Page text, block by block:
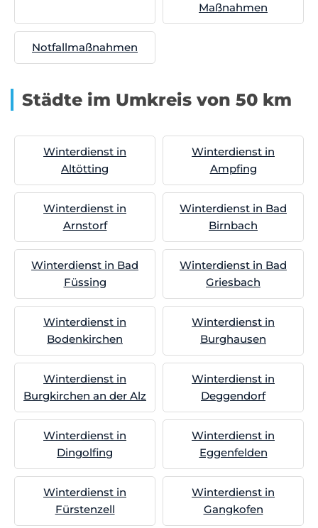
Maßnahmen
Notfallmaßnahmen
Städte im Umkreis von 50 km
Winterdienst in
Altötting
Winterdienst in
Ampfing
Winterdienst in
Arnstorf
Winterdienst in Bad
Birnbach
Winterdienst in Bad
Füssing
Winterdienst in Bad
Griesbach
Winterdienst in
Bodenkirchen
Winterdienst in
Burghausen
Winterdienst in
Burgkirchen an der Alz
Winterdienst in
Deggendorf
Winterdienst in
Dingolfing
Winterdienst in
Eggenfelden
Winterdienst in
Fürstenzell
Winterdienst in
Gangkofen